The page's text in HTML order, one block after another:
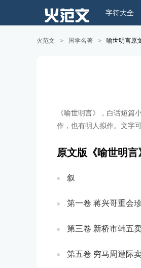
字符大全
火范文 > 国学名著 > 喻世明言原
《喻世明言》，白话短篇
作，也有明人拟作。文字
原文版《喻世明言
叙
第一卷 蒋兴哥重会
第三卷 新桥市韩五
第五卷 穷马周遭际